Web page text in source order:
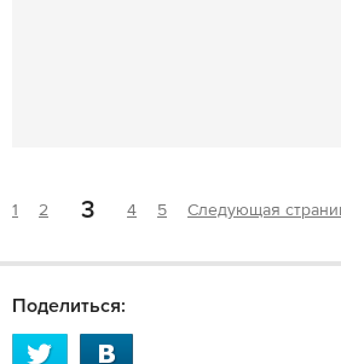
1 2 3 4 5 Следующая
Поделиться: